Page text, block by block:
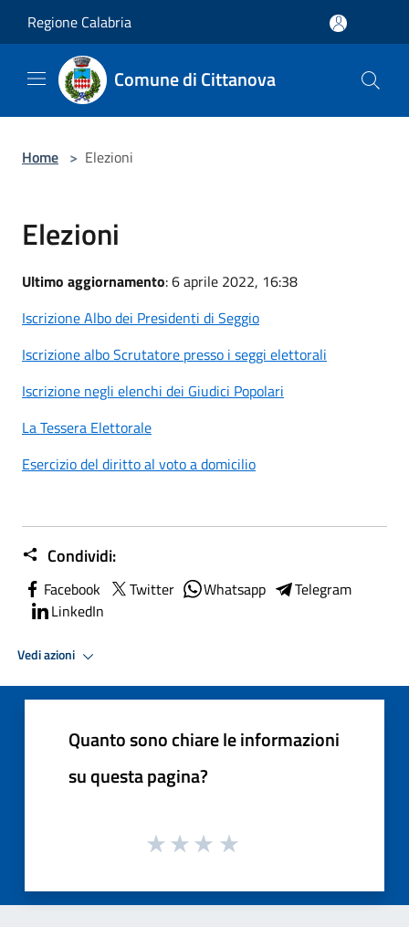
Regione Calabria
Comune di Cittanova
Home > Elezioni
Elezioni
Ultimo aggiornamento: 6 aprile 2022, 16:38
Iscrizione Albo dei Presidenti di Seggio
Iscrizione albo Scrutatore presso i seggi elettorali
Iscrizione negli elenchi dei Giudici Popolari
La Tessera Elettorale
Esercizio del diritto al voto a domicilio
Condividi:
Facebook Twitter Whatsapp
Telegram
LinkedIn
Vedi azioni
Quanto sono chiare le informazioni
su questa pagina?